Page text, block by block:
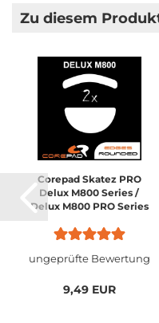
Zu diesem
Corepad Skatez PRO
Delux M800 Series /
Delux M800 PRO Series
ungeprüfte Bewertung
9,49 EUR